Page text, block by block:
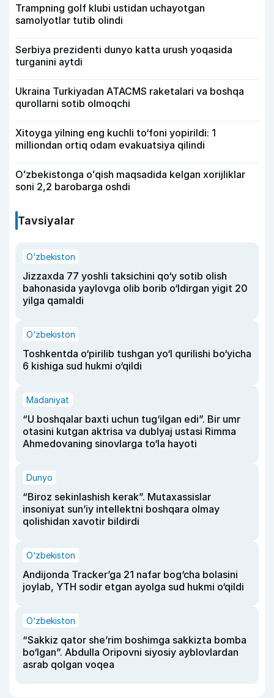
Trampning golf klubi ustidan uchayotgan
samolyotlar tutib olindi
Serbiya prezidenti dunyo katta urush yoqasida
turganini aytdi
Ukraina Turkiyadan ATACMS raketalari va boshqa
qurollarni sotib olmoqchi
Xitoyga yilning eng kuchli to‘foni yopirildi: 1
milliondan ortiq odam evakuatsiya qilindi
Oʻzbekistonga oʻqish maqsadida kelgan xorijliklar
soni 2,2 barobarga oshdi
Tavsiyalar
O‘zbekiston
Jizzaxda 77 yoshli taksichini qo‘y sotib olish
bahonasida yaylovga olib borib o‘ldirgan yigit 20
yilga qamaldi
O‘zbekiston
Toshkentda o‘pirilib tushgan yo‘l qurilishi bo‘yicha
6 kishiga sud hukmi o‘qildi
Madaniyat
“U boshqalar baxti uchun tug‘ilgan edi”. Bir umr
otasini kutgan aktrisa va dublyaj ustasi Rimma
Ahmedovaning sinovlarga to‘la hayoti
Dunyo
“Biroz sekinlashish kerak”. Mutaxassislar
insoniyat sun’iy intellektni boshqara olmay
qolishidan xavotir bildirdi
O‘zbekiston
Andijonda Tracker’ga 21 nafar bog‘cha bolasini
joylab, YTH sodir etgan ayolga sud hukmi o‘qildi
O‘zbekiston
“Sakkiz qator she’rim boshimga sakkizta bomba
bo‘lgan”. Abdulla Oripovni siyosiy ayblovlardan
asrab qolgan voqea